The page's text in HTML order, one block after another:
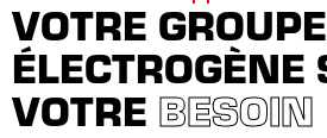
VOTRE GROUPE
ÉLECTROGÈNE
VOTRE BESOIN